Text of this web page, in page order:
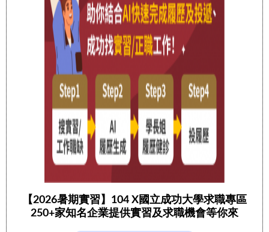
【2026暑期實習】104 X國立成功大學求職專區
250+家知名企業提供實習及求職機會等你來